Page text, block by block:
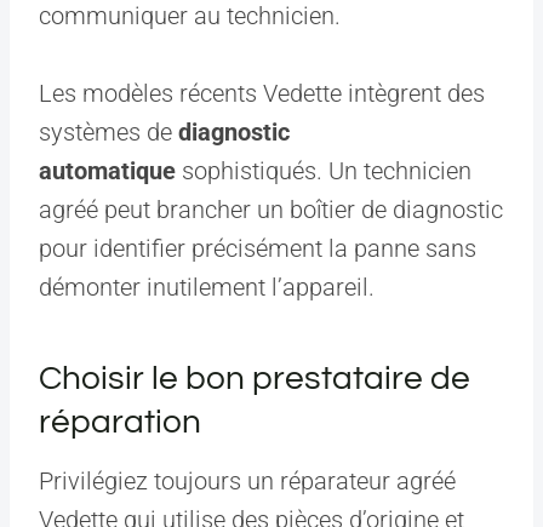
communiquer au technicien.
Les modèles récents Vedette intègrent des
systèmes de diagnostic
automatique sophistiqués. Un technicien
agréé peut brancher un boîtier de diagnostic
pour identifier précisément la panne sans
démonter inutilement l’appareil.
Choisir le bon prestataire de
réparation
Privilégiez toujours un réparateur agréé
Vedette qui utilise des pièces d’origine et